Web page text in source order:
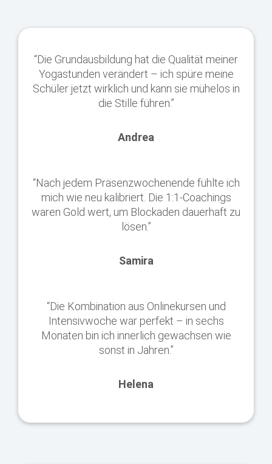
“Die Grundausbildung hat die Qualität meiner
Yogastunden verändert – ich spüre meine
Schüler jetzt wirklich und kann sie mühelos in
die Stille führen.”
Andrea
“Nach jedem Präsenzwochenende fühlte ich
mich wie neu kalibriert. Die 1:1‑Coachings
waren Gold wert, um Blockaden dauerhaft zu
lösen.”
Samira
“Die Kombination aus Onlinekursen und
Intensivwoche war perfekt – in sechs
Monaten bin ich innerlich gewachsen wie
sonst in Jahren.”
Helena